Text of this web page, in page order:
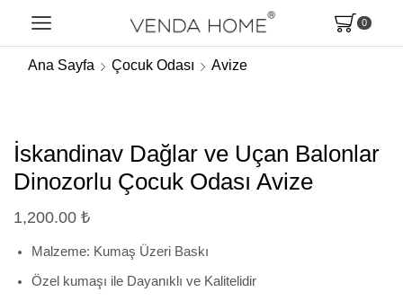
0
Ana Sayfa Çocuk Odası Avize
İskandinav Dağlar ve Uçan Balonlar
Dinozorlu Çocuk Odası Avize
1,200.00 ₺
Malzeme: Kumaş Üzeri Baskı
Özel kumaşı ile Dayanıklı ve Kalitelidir